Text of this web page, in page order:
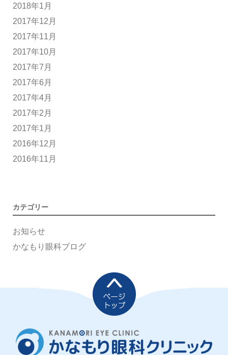
2018年1月
2017年12月
2017年11月
2017年10月
2017年7月
2017年6月
2017年4月
2017年2月
2017年1月
2016年12月
2016年11月
カテゴリー
お知らせ
かなもり眼科ブログ